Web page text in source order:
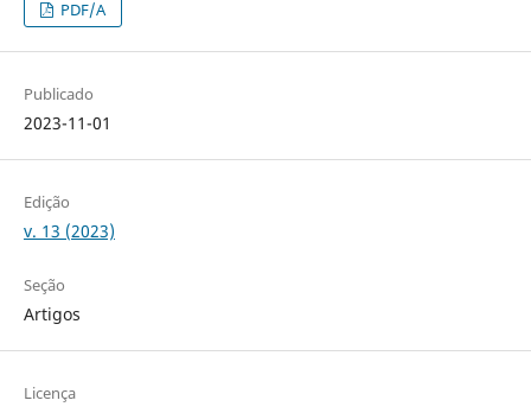
PDF/A
Publicado
2023-11-01
Edição
v. 13 (2023)
Seção
Artigos
Licença